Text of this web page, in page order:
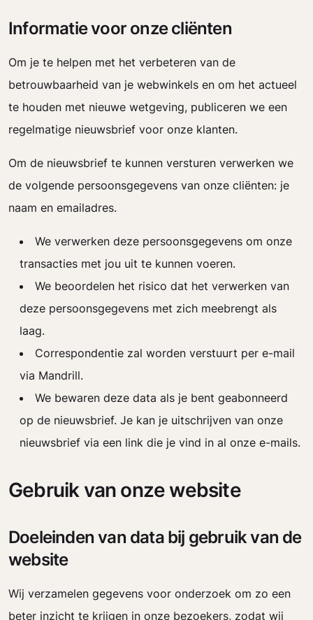
Informatie voor onze cliënten
Om je te helpen met het verbeteren van de
betrouwbaarheid van je webwinkels en om het actueel
te houden met nieuwe wetgeving, publiceren we een
regelmatige nieuwsbrief voor onze klanten.
Om de nieuwsbrief te kunnen versturen verwerken we
de volgende persoonsgegevens van onze cliënten: je
naam en emailadres.
We verwerken deze persoonsgegevens om onze
transacties met jou uit te kunnen voeren.
We beoordelen het risico dat het verwerken van
deze persoonsgegevens met zich meebrengt als
laag.
Correspondentie zal worden verstuurt per e-mail
via Mandrill.
We bewaren deze data als je bent geabonneerd
op de nieuwsbrief. Je kan je uitschrijven van onze
nieuwsbrief via een link die je vind in al onze e-mails.
Gebruik van onze website
Doeleinden van data bij gebruik van de
website
Wij verzamelen gegevens voor onderzoek om zo een
beter inzicht te krijgen in onze bezoekers, zodat wij